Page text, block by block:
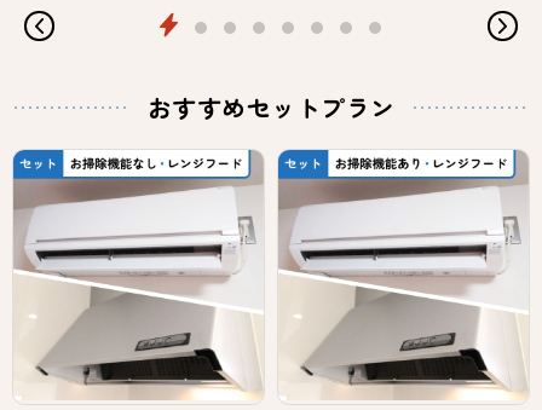
おすすめセットプラン